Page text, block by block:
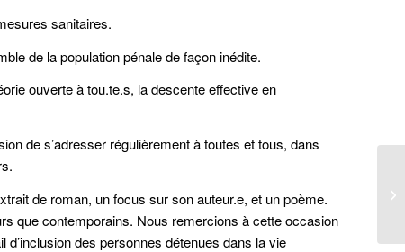
sanitaires.
de la population pénale de façon inédite.
ouverte à tou.te.s, la descente effective en
de s’adresser régulièrement à toutes et tous, dans
de roman, un focus sur son auteur.e, et un poème.
que contemporains. Nous remercions à cette occasion
des personnes détenues dans la vie